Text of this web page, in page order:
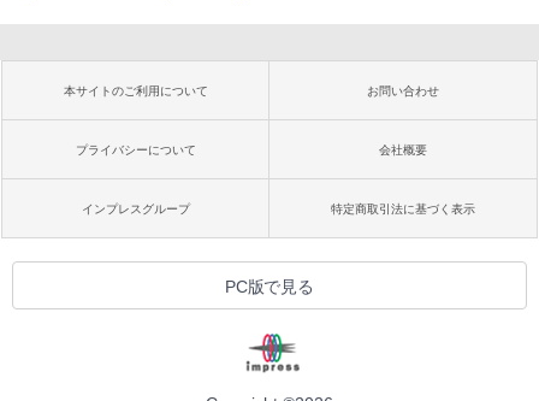
本サイトのご利用について お問い合わせ
プライバシーについて 会社概要
インプレスグループ 特定商取引法に基づく表示
PC版で見る